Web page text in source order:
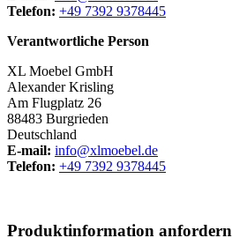
Telefon: +49 7392 9378445
Verantwortliche Person
XL Moebel GmbH
Alexander Krisling
Am Flugplatz 26
88483 Burgrieden
Deutschland
E-mail: info@xlmoebel.de
Telefon: +49 7392 9378445
Produktinformation anfordern